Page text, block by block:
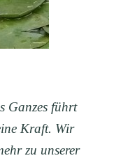
Ganzes führt
Kraft. Wir
zu unserer